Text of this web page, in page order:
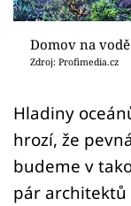
Sledujte nás
Domov na
Zdroj: Profimedia.cz
Hladiny
hrozí, že
budeme v
pár